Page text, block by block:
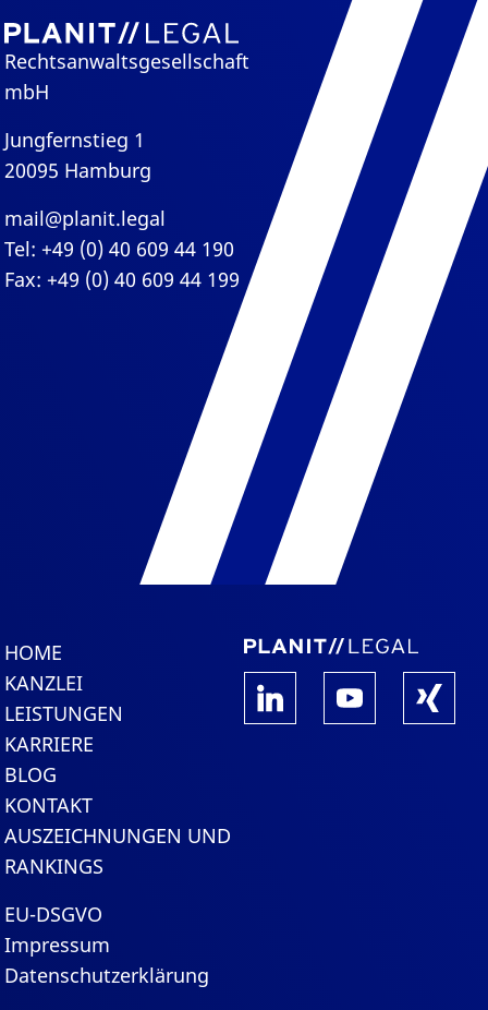
Rechtsanwaltsgesellschaft
mbH
Jungfernstieg 1
20095 Hamburg
mail@planit.legal
Tel: +49 (0) 40 609 44 190
Fax: +49 (0) 40 609 44 199
HOME
KANZLEI
LEISTUNGEN
KARRIERE
BLOG
KONTAKT
AUSZEICHNUNGEN UND
RANKINGS
EU-DSGVO
Impressum
Datenschutzerklärung